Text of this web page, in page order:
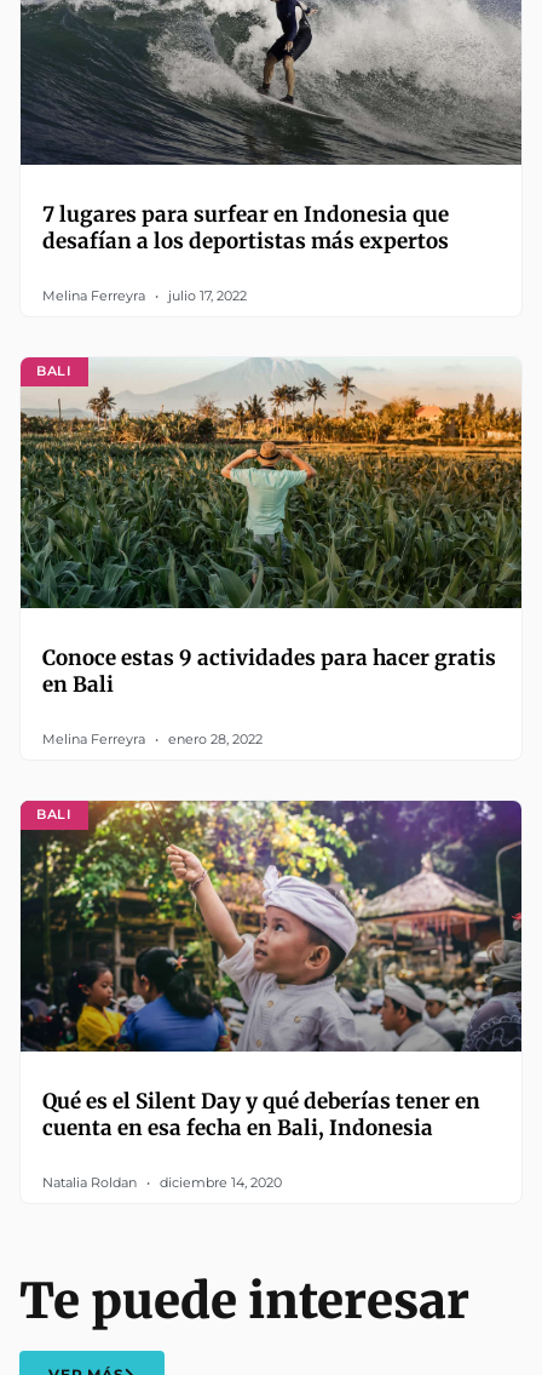
7 lugares para surfear en Indonesia que
desafían a los deportistas más expertos
Melina Ferreyra julio 17, 2022
BALI
Conoce estas 9 actividades para hacer gratis
en Bali
Melina Ferreyra enero 28, 2022
BALI
Qué es el Silent Day y qué deberías tener en
cuenta en esa fecha en Bali, Indonesia
Natalia Roldan diciembre 14, 2020
Te puede interesar